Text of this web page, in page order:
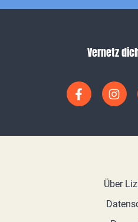
Vernetz
Über